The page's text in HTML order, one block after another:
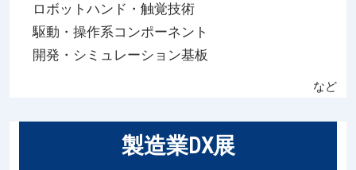
ロボットハンド・触覚技術
駆動・操作系コンポーネント
開発・シミュレーション基板
など
製造業DX展